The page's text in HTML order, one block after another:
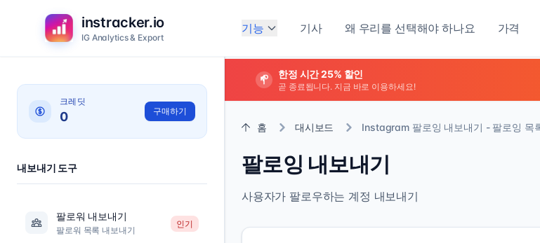
instracker.io
IG Analytics & Export
기능 기사 왜 우리를 선택해야 하나요 가격
크레딧
0 구매하기
내보내기 도구
팔로워 내보내기
팔로워 목록 내보내기
인기
한정 시간 25% 할인
곧 종료됩니다. 지금 바로 이용하세요!
홈 대시보드 Instagram 팔로잉 내보내기 - 팔로잉 목
팔로잉 내보내기
사용자가 팔로우하는 계정 내보내기